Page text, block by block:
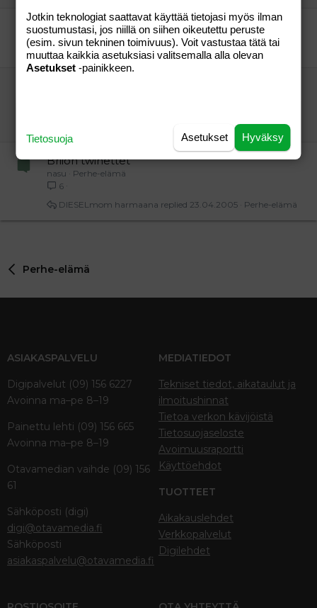
Makaronilaatikko
rimpula Perhe-elämä
0
Perhe-elämä
21.09.2004
rimpula
Briion twinettet
nasu
Perhe-elämä
6
Perhe-elämä
23.04.2005
DIESELmom harmaana
Perhe-elämä
ASIAKASPALVELU
Digipalvelut (09) 156 6227
Avoinna ma–pe 8–19
Painettu lehti (09) 156 665
Avoinna ma–pe 8–19
Otavamedian vaihde (09) 156
61
Sähköposti (digi)
digi@otavamedia.fi
Sähköposti
asiakaspalvelu@otavamedia.fi
MEDIATIEDOT
Tekniset tiedot, aikataulut ja
ilmoitushinnat
Tietoa verkon kävijöistä
Tietosuojaseloste
Avoimuusraportti
Käyttöehdot
TUOTTEET
Aikakauslehdet
Verkkopalvelut
Digilehdet
Jotkin teknologiat saattavat käyttää tietojasi myös ilman
suostumustasi, jos niillä on siihen oikeutettu peruste
(esim. sivun tekninen toimivuus). Voit vastustaa tätä tai
muuttaa kaikkia asetuksiasi valitsemalla alla olevan
Asetukset -painikkeen.
Hyväksy
Asetukset
Tietosuoja